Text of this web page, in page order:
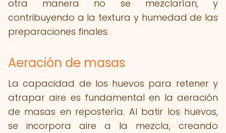
otra manera no se mezclarían, y
contribuyendo a la textura y humedad de las
preparaciones finales.
Aeración de masas
La capacidad de los huevos para retener y
atrapar aire es fundamental en la aeración
de masas en repostería. Al batir los huevos,
se incorpora aire a la mezcla, creando